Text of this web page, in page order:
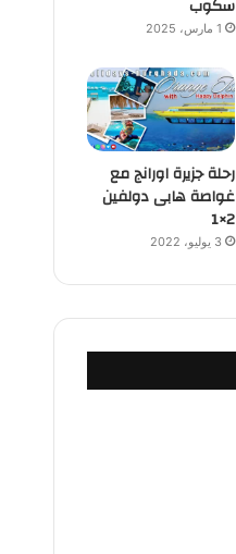
سكوب
1 مارس، 2025
رحلة جزيرة اورانج مع
غواصة هابى دولفين
2×1
3 يوليو، 2022